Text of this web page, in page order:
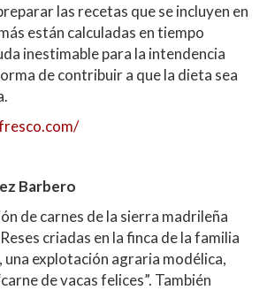
las recetas que se incluyen en
están calculadas en tiempo
inestimable para la intendencia
de contribuir a que la dieta sea
Barbero
de carnes de la sierra madrileña
criadas en la finca de la familia
una explotación agraria modélica,
de vacas felices”. También